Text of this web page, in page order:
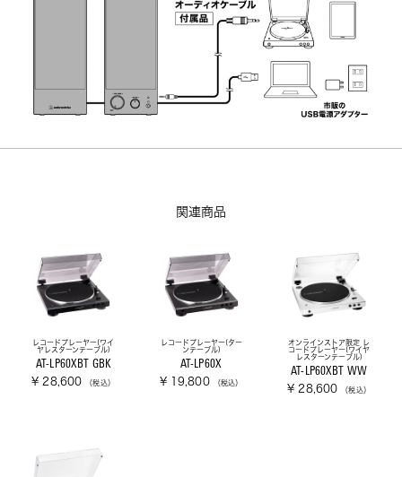
関連商品
レコードプレーヤー(ワイ
ヤレスターンテーブル)
AT-LP60XBT GBK
¥ 28,600 （税込）
レコードプレーヤー(ター
ンテーブル)
AT-LP60X
¥ 19,800 （税込）
オンラインストア限定 レ
コードプレーヤー(ワイヤ
レスターンテーブル)
AT-LP60XBT WW
¥ 28,600 （税込）